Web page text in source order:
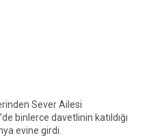
Sever Ailesi
binlerce davetlinin katıldığı
evine girdi.